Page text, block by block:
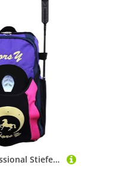
Sport Tent-Professional Stiefeltasche Helmtasche Parent-Kind Rucksack für Reitstiefel Kombitasche Stiefelbeutel mit Helmfache Violett, Kinder Edition